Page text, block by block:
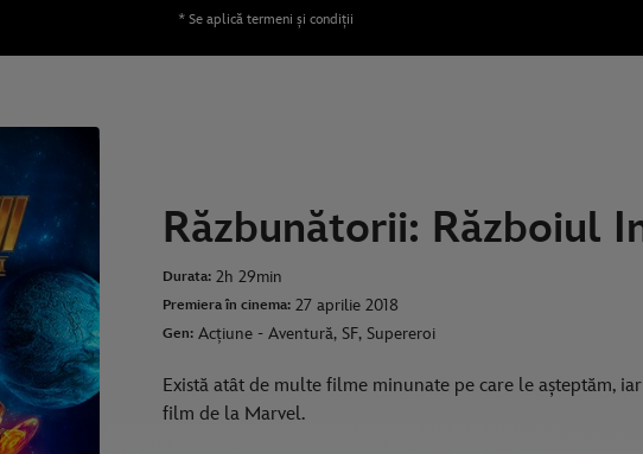
* Se aplică termeni și condiții
Răzbunătorii: Războiul
Durata: 2h 29min
Premiera în cinema: 27 aprilie 2018
Gen: Acțiune - Aventură, SF, Supereroi
Există atât de multe filme minunate pe care le așteptăm,
film de la Marvel.